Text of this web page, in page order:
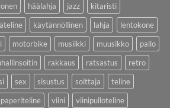
häälahja jazz
kitaristi
käytännöllinen lahja
lentokone
motorbike musiikki muusikko
pallo
rakkaus ratsastus
retro
sex sisustus soittaja
teline
viini
viinipulloteline